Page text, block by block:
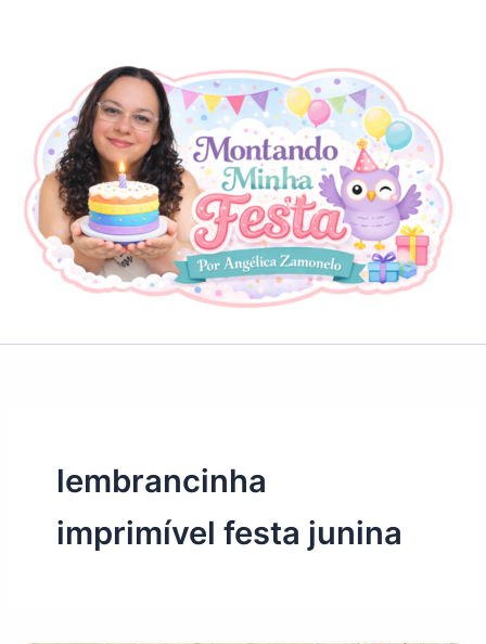
lembrancinha
imprimível festa junina